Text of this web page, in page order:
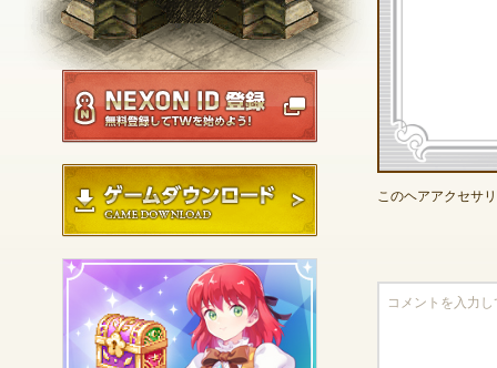
ゲームダウンロード
このヘアアクセサ